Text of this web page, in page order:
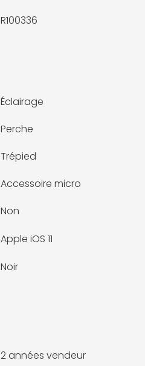
R100336
Éclairage
Perche
Trépied
Accessoire micro
Non
Apple iOS 11
Noir
2 années vendeur